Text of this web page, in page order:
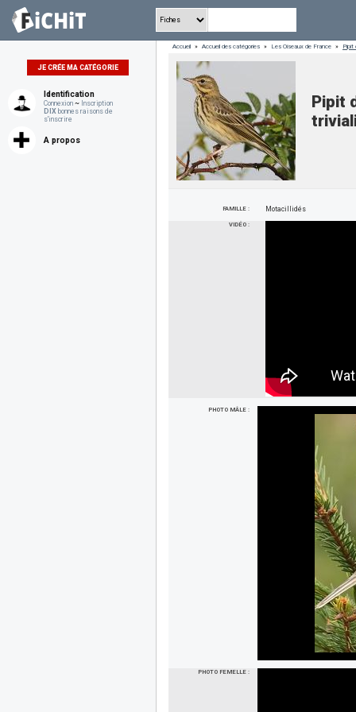
JE CRÉE MA CATÉGORIE
Identification
Connexion ~ Inscription
DIX bonnes raisons de
s'inscrire
A propos
Accueil » Accueil des catégories » Les Oiseaux de France » Pipit
Pipit
FAMILLE : Motacillidés
VIDÉO :
PHOTO MÂLE :
PHOTO FEMELLE :